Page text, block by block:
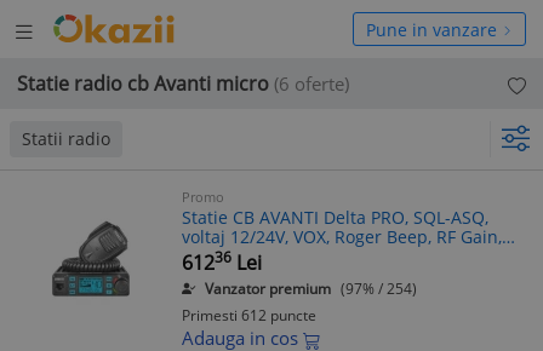
Deschide
meniul
Pune in vanzare
Statie radio cb Avanti micro (6 oferte)
Statii radio
Promo
Statie CB AVANTI Delta PRO, SQL-ASQ,
voltaj 12/24V, VOX, Roger Beep, RF Gain,
Multi-color
61236 Lei
Vanzator premium (97% / 254)
Primesti 612 puncte
Adauga in cos